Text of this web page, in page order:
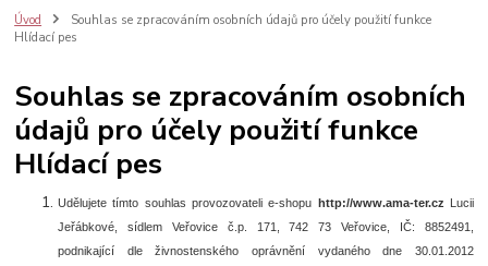
Úvod
Souhlas se zpracováním osobních údajů pro účely použití funkce
Hlídací pes
Souhlas se zpracováním osobních
údajů pro účely použití funkce
Hlídací pes
Udělujete tímto souhlas provozovateli e-shopu http://www.ama-ter.cz Lucii
Jeřábkové, sídlem Veřovice č.p. 171, 742 73 Veřovice, IČ: 8852491,
podnikající dle živnostenského oprávnění vydaného dne 30.01.2012